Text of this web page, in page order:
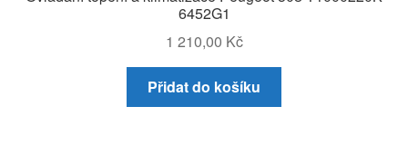
6452G1
1 210,00 Kč
Přidat do košíku